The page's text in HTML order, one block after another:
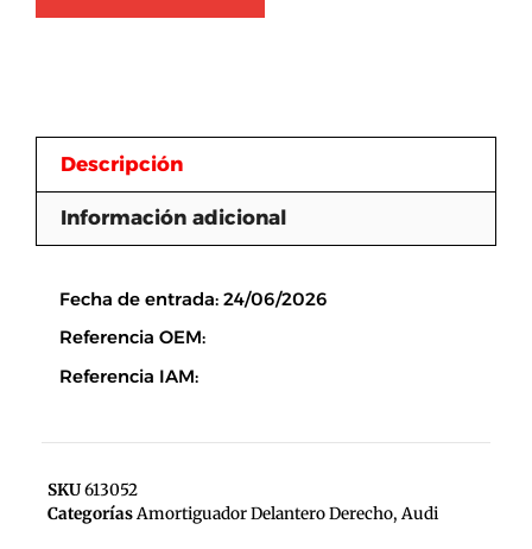
Descripción
Información adicional
Fecha de entrada: 24/06/2026
Referencia OEM:
Referencia IAM:
SKU613052
CategoríasAmortiguador Delantero Derecho, Audi